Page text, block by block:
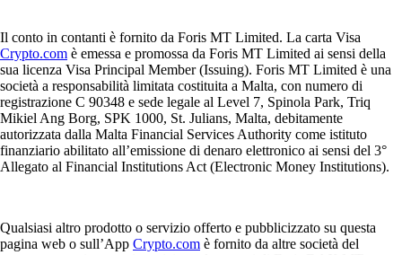
Il conto in contanti è fornito da Foris MT Limited. La carta Visa
Crypto.com è emessa e promossa da Foris MT Limited ai sensi della
sua licenza Visa Principal Member (Issuing). Foris MT Limited è una
società a responsabilità limitata costituita a Malta, con numero di
registrazione C 90348 e sede legale al Level 7, Spinola Park, Triq
Mikiel Ang Borg, SPK 1000, St. Julians, Malta, debitamente
autorizzata dalla Malta Financial Services Authority come istituto
finanziario abilitato all’emissione di denaro elettronico ai sensi del 3°
Allegato al Financial Institutions Act (Electronic Money Institutions).
Qualsiasi altro prodotto o servizio offerto e pubblicizzato su questa
pagina web o sull’App Crypto.com è fornito da altre società del